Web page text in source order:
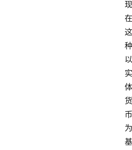
现
在
这
种
以
实
体
货
币
为
基